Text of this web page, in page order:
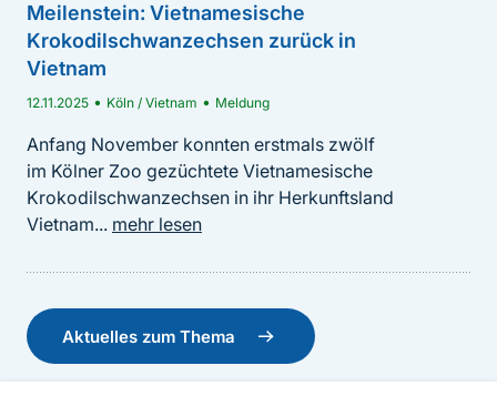
Meilenstein: Vietnamesische
Krokodilschwanzechsen zurück in
Vietnam
12.11.2025 • Köln / Vietnam • Meldung
Anfang November konnten erstmals zwölf
im Kölner Zoo gezüchtete Vietnamesische
Krokodilschwanzechsen in ihr Herkunftsland
Vietnam... mehr lesen
Aktuelles zum Thema
BfN-Schriften 747